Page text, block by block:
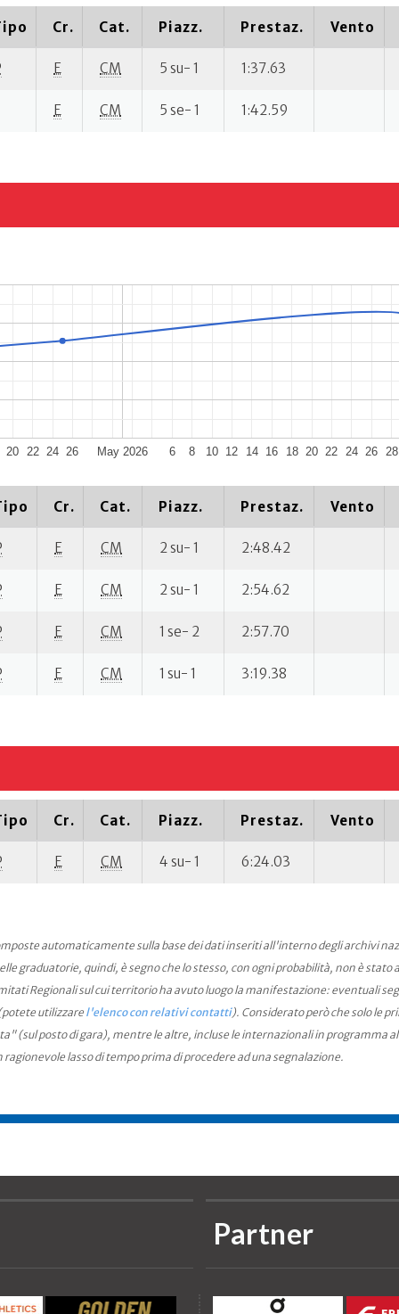
Cr. Cat. Piazz. Prestaz. Vento
E CM 5 su- 1 1:37.63
E CM 5 se- 1 1:42.59
May 2026
20 22 24 26 6 8 10 12 14 16 18 20 22 24 26 28
Cr. Cat. Piazz. Prestaz. Vento
E CM 2 su- 1 2:48.42
E CM 2 su- 1 2:54.62
E CM 1 se- 2 2:57.70
E CM 1 su- 1 3:19.38
Cr. Cat. Piazz. Prestaz. Vento
E CM 4 su- 1 6:24.03
automaticamente sulla base dei dati inseriti all'interno degli archivi
graduatorie, quindi, è segno che lo stesso, con ogni probabilità, non è stato
Regionali sul cui territorio ha avuto luogo la manifestazione: eventuali
utilizzare l'elenco con relativi contatti). Considerato però che solo le
(sul posto di gara), mentre le altre, incluse le internazionali in programma
lasso di tempo prima di procedere ad una segnalazione.
Partner